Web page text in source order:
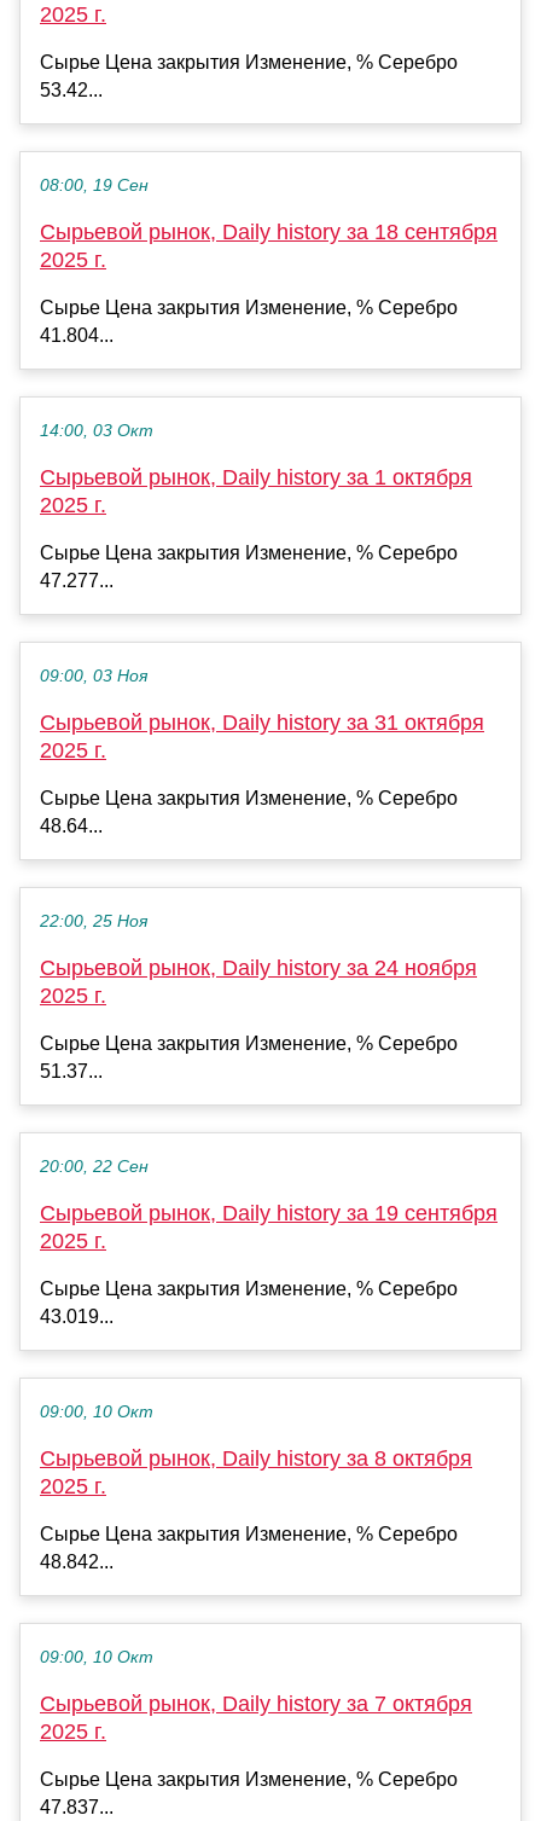
2025 г.
Сырье Цена закрытия Изменение, % Серебро
53.42...
08:00, 19 Сен
Сырьевой рынок, Daily history за 18 сентября
2025 г.
Сырье Цена закрытия Изменение, % Серебро
41.804...
14:00, 03 Окт
Сырьевой рынок, Daily history за 1 октября
2025 г.
Сырье Цена закрытия Изменение, % Серебро
47.277...
09:00, 03 Ноя
Сырьевой рынок, Daily history за 31 октября
2025 г.
Сырье Цена закрытия Изменение, % Серебро
48.64...
22:00, 25 Ноя
Сырьевой рынок, Daily history за 24 ноября
2025 г.
Сырье Цена закрытия Изменение, % Серебро
51.37...
20:00, 22 Сен
Сырьевой рынок, Daily history за 19 сентября
2025 г.
Сырье Цена закрытия Изменение, % Серебро
43.019...
09:00, 10 Окт
Сырьевой рынок, Daily history за 8 октября
2025 г.
Сырье Цена закрытия Изменение, % Серебро
48.842...
09:00, 10 Окт
Сырьевой рынок, Daily history за 7 октября
2025 г.
Сырье Цена закрытия Изменение, % Серебро
47.837...